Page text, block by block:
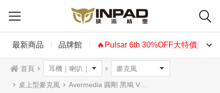
最新商品 品牌館 🔥Pulsar 6th 30%OFF大特價🔥
首頁
桌上型麥克風 Avermedia 圓剛 黑鳩 VERSATI go USB麥克風 AM310G2